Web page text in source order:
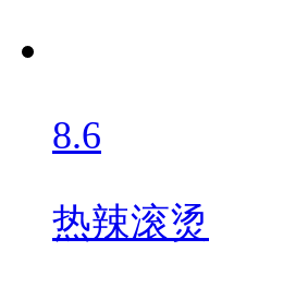
8.6
热辣滚烫